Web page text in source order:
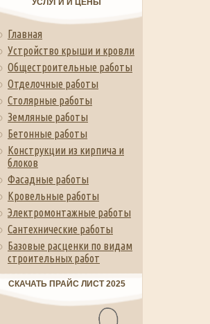
УСЛУГИ И ЦЕНЫ
Главная
Устройство крыши и кровли
Общестроительные работы
Отделочные работы
Столярные работы
Земляные работы
Бетонные работы
Конструкции из кирпича и
блоков
Фасадные работы
Кровельные работы
Электромонтажные работы
Сантехнические работы
Базовые расценки по видам
строительных работ
СКАЧАТЬ ПРАЙС ЛИСТ 2025